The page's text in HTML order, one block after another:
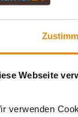
Webseite
verwenden
besitzt
spart Ihnen
Sie den
über die